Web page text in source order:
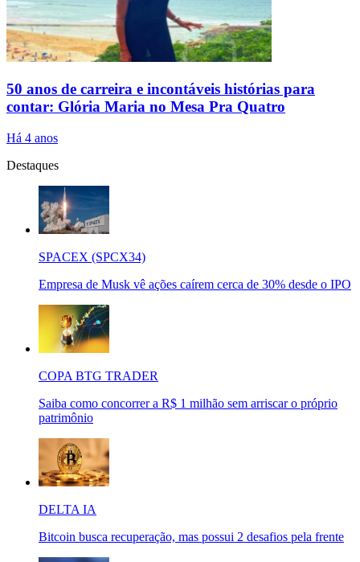
50 anos de carreira e incontáveis histórias para
contar: Glória Maria no Mesa Pra Quatro
Há 4 anos
Destaques
SPACEX (SPCX34)
Empresa de Musk vê ações caírem cerca de 30% desde o IPO
COPA BTG TRADER
Saiba como concorrer a R$ 1 milhão sem arriscar o próprio
patrimônio
DELTA IA
Bitcoin busca recuperação, mas possui 2 desafios pela frente